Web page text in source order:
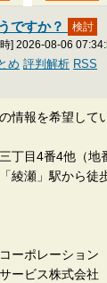
ですか？
] 2026-08-06
め 評判解析 RSS
情報を希望して
丁目4番4他（
綾瀬」駅から徒
ーポレーション
ービス株式会社